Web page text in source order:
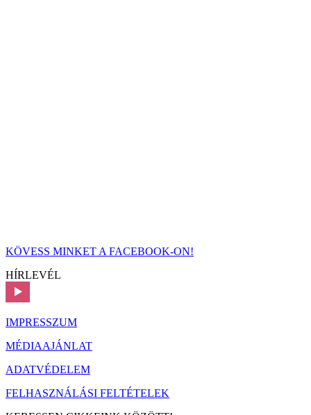
KÖVESS MINKET A FACEBOOK-ON!
HÍRLEVÉL
IMPRESSZUM
MÉDIAAJÁNLAT
ADATVÉDELEM
FELHASZNÁLÁSI FELTÉTELEK